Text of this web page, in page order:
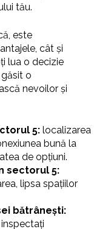
tău.
este
cât și
lua o decizie
o
nevoilor și
5: localizarea
bună la
de opțiuni.
sectorul 5:
lipsa spațiilor
bătrânești: